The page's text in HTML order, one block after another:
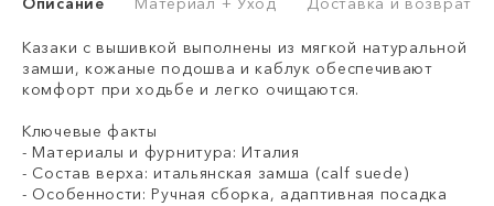
Казаки с вышивкой выполнены из мягкой натуральной
замши, кожаные подошва и каблук обеспечивают
комфорт при ходьбе и легко очищаются.
Ключевые факты
- Материалы и фурнитура: Италия
- Состав верха: итальянская замша (calf suede)
- Особенности: Ручная сборка, адаптивная посадка